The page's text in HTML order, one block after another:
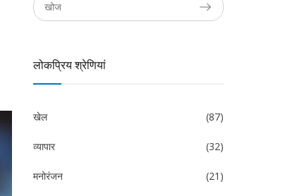
लोकप्रिय श्रेणियां
खेल (87)
व्यापार (32)
मनोरंजन (21)